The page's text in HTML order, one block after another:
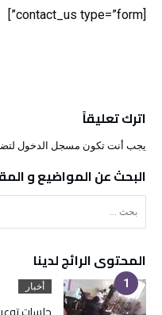
[contact_us type=”form”]
اترك تعليقاً
يجب أنت تكون مسجل الدخول
البحث عن المواضيع و
البحث عن:
المحتوى الرائج لدينا
أخبار